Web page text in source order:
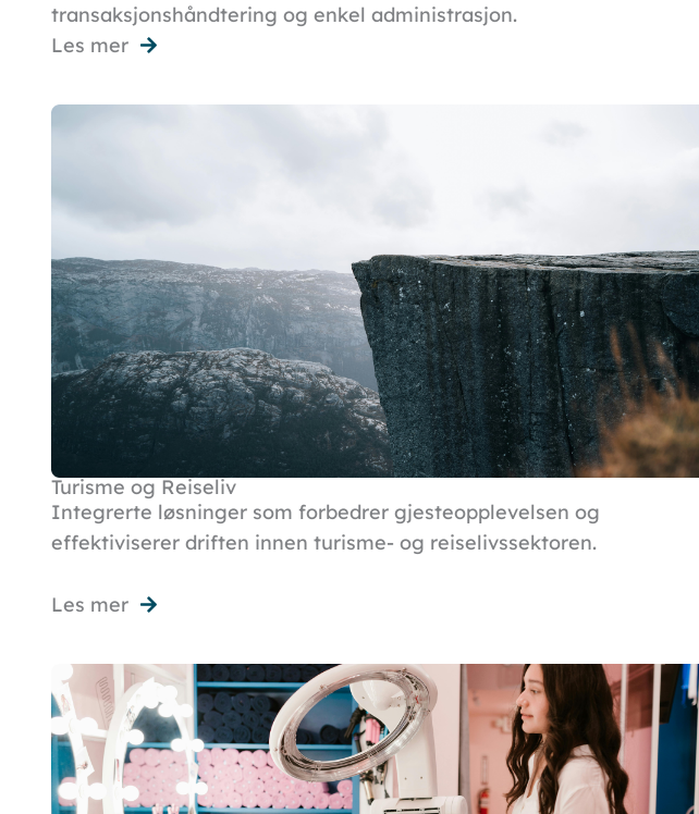
transaksjonshåndtering og enkel administrasjon.
Les mer
Turisme og Reiseliv
Integrerte løsninger som forbedrer gjesteopplevelsen og
effektiviserer driften innen turisme- og reiselivssektoren.
Les mer